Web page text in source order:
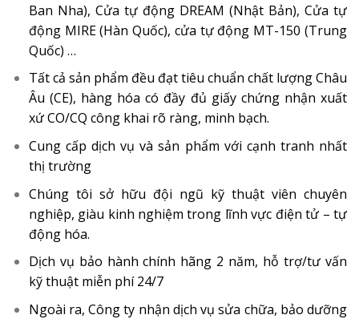
Ban Nha), Cửa tự động DREAM (Nhật Bản), Cửa tự
động MIRE (Hàn Quốc), cửa tự động MT-150 (Trung
Quốc) …
Tất cả sản phẩm đều đạt tiêu chuẩn chất lượng Châu
Âu (CE), hàng hóa có đầy đủ giấy chứng nhận xuất
xứ CO/CQ công khai rõ ràng, minh bạch.
Cung cấp dịch vụ và sản phẩm với cạnh tranh nhất
thị trường
Chúng tôi sở hữu đội ngũ kỹ thuật viên chuyên
nghiệp, giàu kinh nghiệm trong lĩnh vực điện tử – tự
động hóa.
Dịch vụ bảo hành chính hãng 2 năm, hỗ trợ/tư vấn
kỹ thuật miễn phí 24/7
Ngoài ra, Công ty nhận dịch vụ sửa chữa, bảo dưỡng